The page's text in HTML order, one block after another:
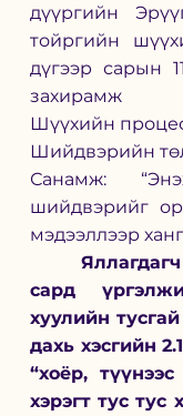
дүүргийн
тойргийн
дүгээр сарын
захирамж
Шүүхийн
Шийдвэрийн
Санамж:
шийдвэрийг
мэдээллээр
сард
хуулийн
дахь хэсгийн
“хоёр,
хэрэгт тус